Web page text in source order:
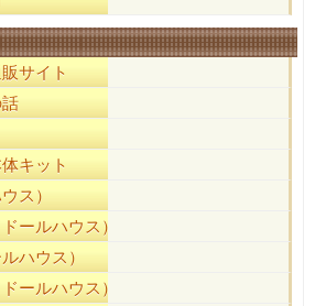
サイト
キット
ス）
ールハウス）
ハウス）
ールハウス）